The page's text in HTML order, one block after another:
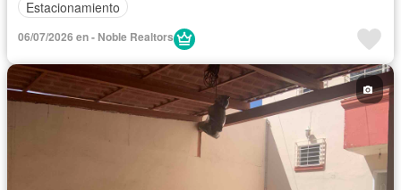
Estacionamiento
06/07/2026 en - Noble Realtors